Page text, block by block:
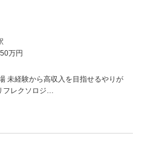
万円
未経験から高収入を目指せるやりが
フレクソロジ…